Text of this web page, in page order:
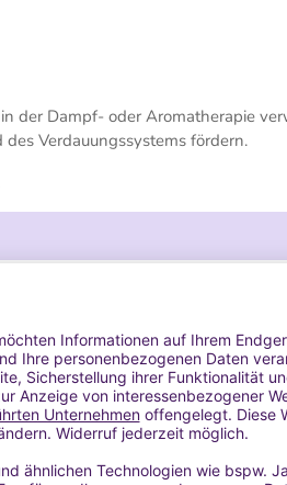
der Dampf- oder Aromatherapie
Verdauungssystems fördern.